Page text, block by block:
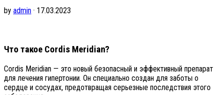
by admin · 17.03.2023
Что такое Cordis Meridian?
Cordis Meridian — это новый безопасный и эффективный препарат
для лечения гипертонии. Он специально создан для заботы о
сердце и сосудах, предотвращая серьезные последствия этого